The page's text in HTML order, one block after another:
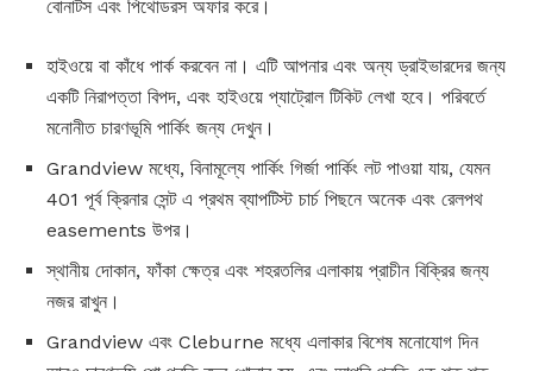
বোনাটস এবং পিথোডরস অফার করে।
হাইওয়ে বা কাঁধে পার্ক করবেন না। এটি আপনার এবং অন্য ড্রাইভারদের জন্য
একটি নিরাপত্তা বিপদ, এবং হাইওয়ে প্যাট্রোল টিকিট লেখা হবে। পরিবর্তে
মনোনীত চারণভূমি পার্কিং জন্য দেখুন।
Grandview মধ্যে, বিনামূল্যে পার্কিং গির্জা পার্কিং লট পাওয়া যায়, যেমন
401 পূর্ব ক্রিনার সেন্ট এ প্রথম ব্যাপটিস্ট চার্চ পিছনে অনেক এবং রেলপথ
easements উপর।
স্থানীয় দোকান, ফাঁকা ক্ষেত্র এবং শহরতলির এলাকায় প্রাচীন বিক্রির জন্য
নজর রাখুন।
Grandview এবং Cleburne মধ্যে এলাকার বিশেষ মনোযোগ দিন